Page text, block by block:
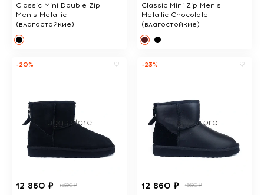
Classic Mini Double Zip
Men's Metallic
(влагостойкие)
Classic Mini Zip Men's
Metallic Chocolate
(влагостойкие)
-20%
12 860 ₽ 15890 ₽
-23%
12 860 ₽ 16690 ₽